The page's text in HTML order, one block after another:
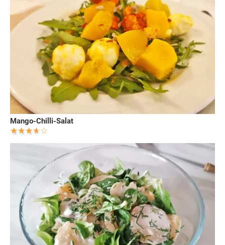
Mango-Chilli-Salat